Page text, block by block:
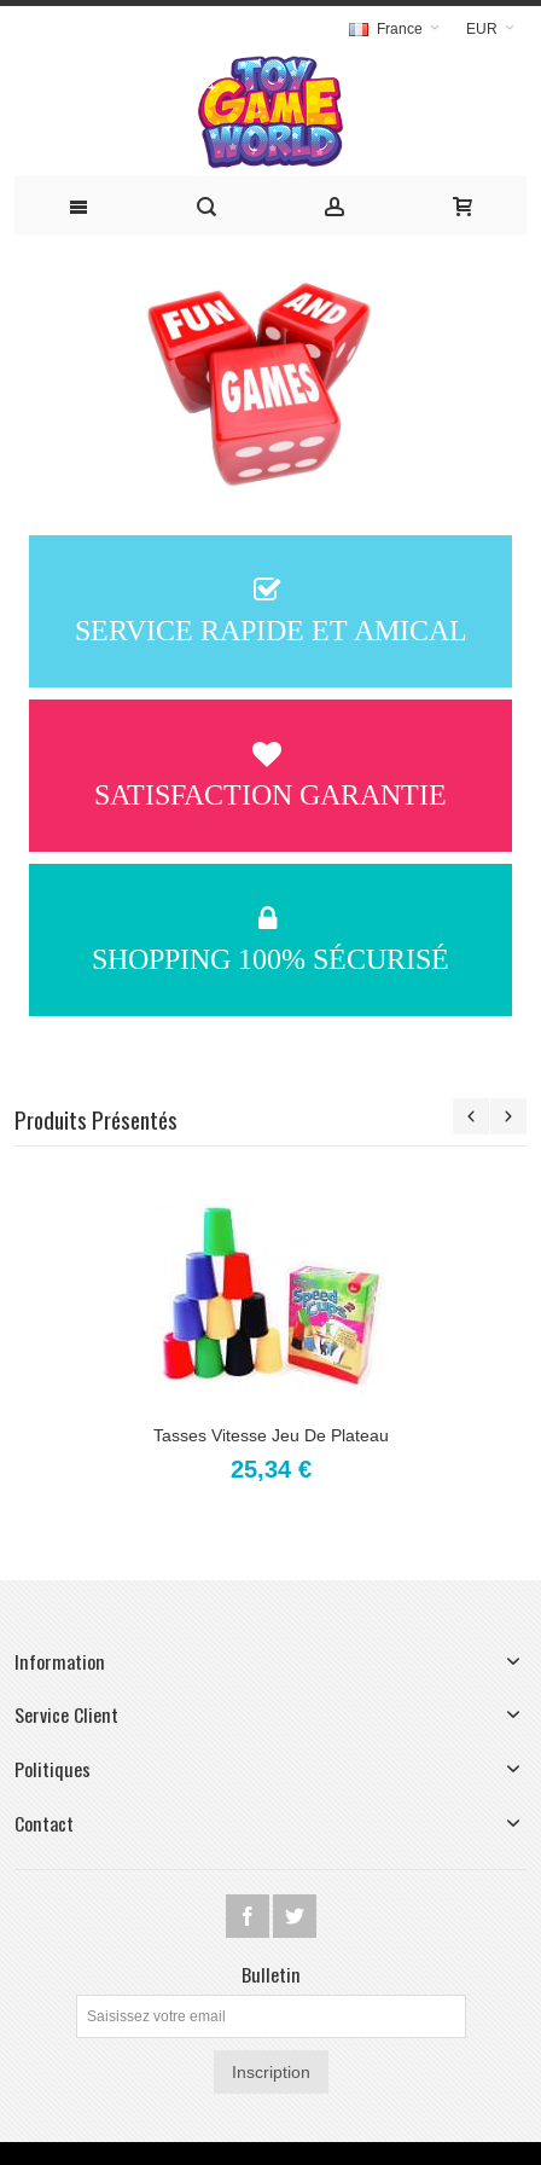
EUR
France
SERVICE RAPIDE ET AMICAL
SATISFACTION GARANTIE
SHOPPING 100% SÉCURISÉ
Produits Présentés
Tasses Vitesse Jeu De Plateau
25,34 €
Information
Service Client
Politiques
Contact
Bulletin
Inscription